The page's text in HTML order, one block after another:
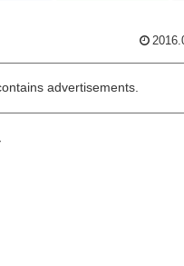
advertisements.